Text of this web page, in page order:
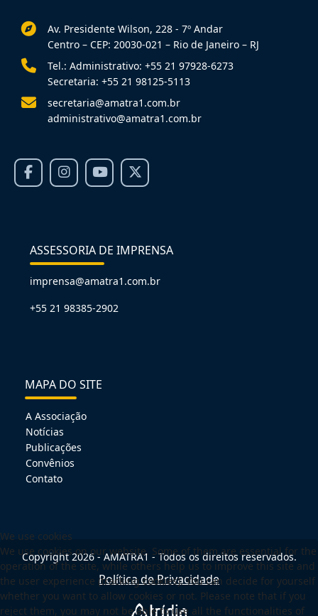
Av. Presidente Wilson, 228 - 7º Andar
Centro – CEP: 20030-021 – Rio de Janeiro – RJ
Tel.: Administrativo: +55 21 97928-6273
Secretaria: +55 21 98125-5113
secretaria@amatra1.com.br
administrativo@amatra1.com.br
ASSESSORIA DE IMPRENSA
imprensa@amatra1.com.br
+55 21 98385-2902
MAPA DO SITE
A Associação
Notícias
Publicações
Convênios
Contato
Copyright 2026 - AMATRA1 - Todos os direitos reservados.
Política de Privacidade
We use cookies
We use cookies on our website. Some of them are essential for the
operation of the site, while others help us to improve this site and
the user experience (tracking cookies). You can decide for yourself
whether you want to allow cookies or not. Please note that if you
reject them, you may not be able to use all the functionalities of